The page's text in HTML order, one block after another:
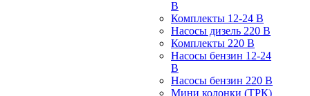
В
Комплекты 12-24 В
Насосы дизель 220 В
Комплекты 220 В
Насосы бензин 12-24
В
Насосы бензин 220 В
Мини колонки (ТРК)